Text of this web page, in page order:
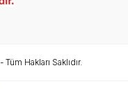
- Tüm Hakları Saklıdır.